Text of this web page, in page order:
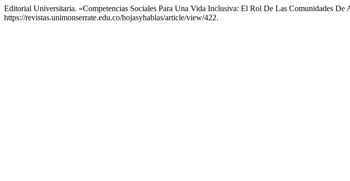
Editorial Universitaria. «Competencias Sociales Para Una Vida Inclusiva: El Rol De Las Comunidades De
https://revistas.unimonserrate.edu.co/hojasyhablas/article/view/422.